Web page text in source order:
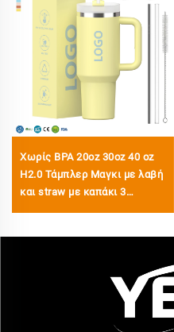
Χωρίς BPA 20oz 30oz 40 oz
H2.0 Τάμπλερ Μαγκι με λαβή
και straw με καπάκι 3